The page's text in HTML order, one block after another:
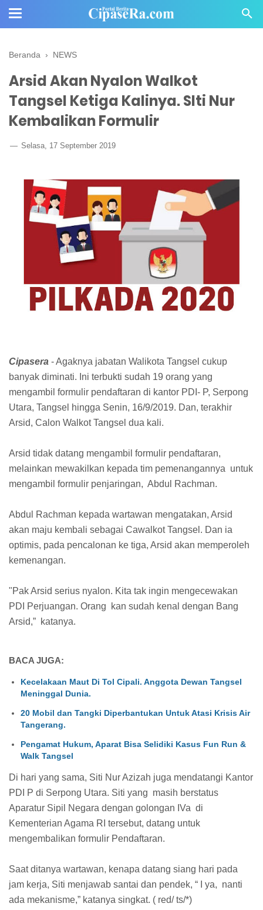
Beranda › NEWS
Arsid Akan Nyalon Walkot
Tangsel Ketiga Kalinya. SIti Nur
Kembalikan Formulir
Selasa, 17 September 2019
Cipasera - Agaknya jabatan Walikota Tangsel cukup
banyak diminati. Ini terbukti sudah 19 orang yang
mengambil formulir pendaftaran di kantor PDI- P, Serpong
Utara, Tangsel hingga Senin, 16/9/2019. Dan, terakhir
Arsid, Calon Walkot Tangsel dua kali.
Arsid tidak datang mengambil formulir pendaftaran,
melainkan mewakilkan kepada tim pemenangannya untuk
mengambil formulir penjaringan, Abdul Rachman.
Abdul Rachman kepada wartawan mengatakan, Arsid
akan maju kembali sebagai Cawalkot Tangsel. Dan ia
optimis, pada pencalonan ke tiga, Arsid akan memperoleh
kemenangan.
"Pak Arsid serius nyalon. Kita tak ingin mengecewakan
PDI Perjuangan. Orang kan sudah kenal dengan Bang
Arsid,” katanya.
BACA JUGA:
Kecelakaan Maut Di Tol Cipali. Anggota Dewan Tangsel
Meninggal Dunia.
20 Mobil dan Tangki Diperbantukan Untuk Atasi Krisis Air
Tangerang.
Pengamat Hukum, Aparat Bisa Selidiki Kasus Fun Run &
Walk Tangsel
Di hari yang sama, Siti Nur Azizah juga mendatangi Kantor
PDI P di Serpong Utara. Siti yang masih berstatus
Aparatur Sipil Negara dengan golongan IVa di
Kementerian Agama RI tersebut, datang untuk
mengembalikan formulir Pendaftaran.
Saat ditanya wartawan, kenapa datang siang hari pada
jam kerja, Siti menjawab santai dan pendek, “ I ya, nanti
ada mekanisme,” katanya singkat. ( red/ ts/*)